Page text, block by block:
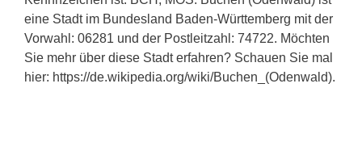
eine Stadt im Bundesland Baden-Württemberg mit der
Vorwahl: 06281 und der Postleitzahl: 74722. Möchten
Sie mehr über diese Stadt erfahren? Schauen Sie mal
hier: https://de.wikipedia.org/wiki/Buchen_(Odenwald).